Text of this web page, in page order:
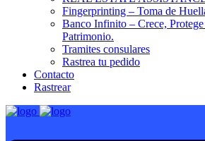
Fingerprinting – Toma de
Banco Infinito – Crece,
Patrimonio.
Tramites consulares
Rastrea tu pedido
Contacto
Rastrear